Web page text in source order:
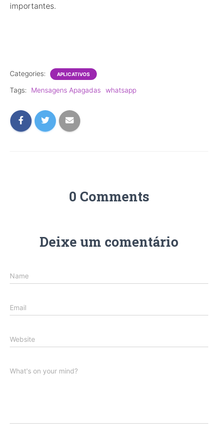
importantes.
Categories: APLICATIVOS
Tags: Mensagens Apagadas whatsapp
0 Comments
Deixe um comentário
Name
Email
Website
What's on your mind?